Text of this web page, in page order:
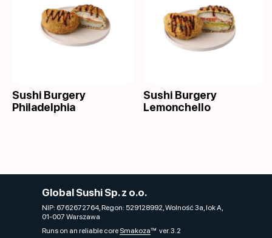
Sushi Burgery
Philadelphia
Sushi Burgery
Lemonchello
Global Sushi Sp. z o.o.
NIP: 6762672764, Regon: 529128992, Wolność 3a, lok A,
01-007 Warszawa
Runs on an reliable core Smakozaver. 3.2